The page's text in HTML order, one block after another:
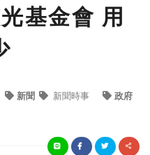
基金會 用
新聞 新聞時事 政府